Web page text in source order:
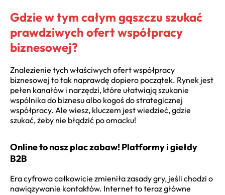
Gdzie w tym całym gąszczu szukać
prawdziwych ofert współpracy
biznesowej?
Znalezienie tych właściwych ofert współpracy
biznesowej to tak naprawdę dopiero początek. Rynek jest
pełen kanałów i narzędzi, które ułatwiają szukanie
wspólnika do biznesu albo kogoś do strategicznej
współpracy. Ale wiesz, kluczem jest wiedzieć, gdzie
szukać, żeby nie błądzić po omacku!
Online to nasz plac zabaw! Platformy i giełdy
B2B
Era cyfrowa całkowicie zmieniła zasady gry, jeśli chodzi o
nawiązywanie kontaktów. Internet to teraz główne